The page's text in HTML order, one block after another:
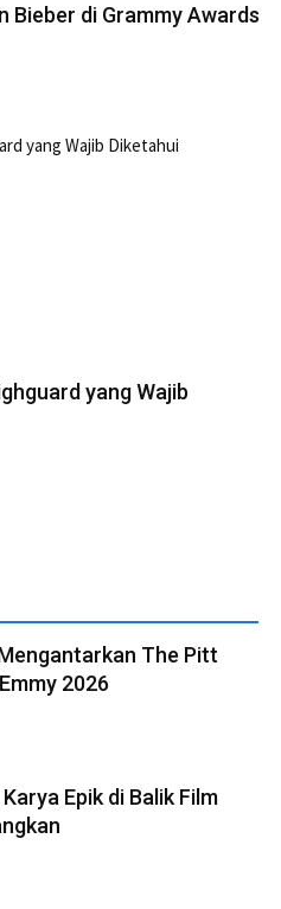
Bieber di Grammy Awards
yang Wajib
The Pitt
2026
Epik di Balik Film